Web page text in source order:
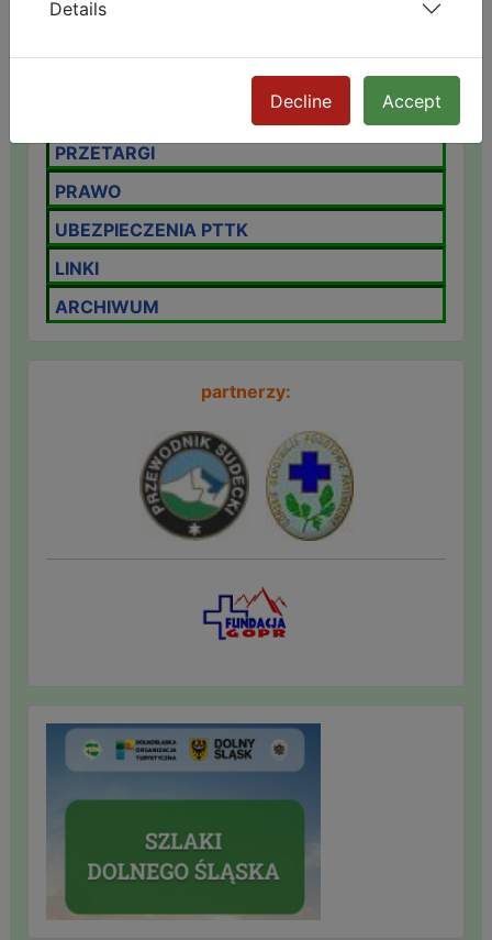
PRZETARGI
PRAWO
UBEZPIECZENIA PTTK
LINKI
ARCHIWUM
partnerzy:
Details
Decline Accept